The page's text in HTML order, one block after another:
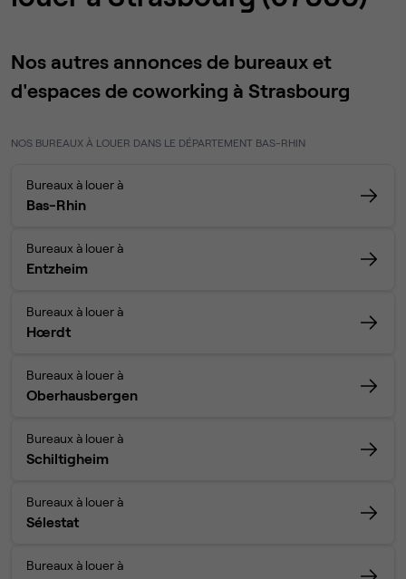
Nos autres annonces de bureaux et
d'espaces de coworking à Strasbourg
NOS BUREAUX À LOUER DANS LE DÉPARTEMENT BAS-RHIN
Bureaux à louer à
Bas-Rhin
Bureaux à louer à
Entzheim
Bureaux à louer à
Hœrdt
Bureaux à louer à
Oberhausbergen
Bureaux à louer à
Schiltigheim
Bureaux à louer à
Sélestat
Bureaux à louer à